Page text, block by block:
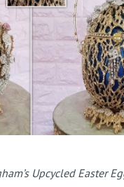
Upcycled Easter